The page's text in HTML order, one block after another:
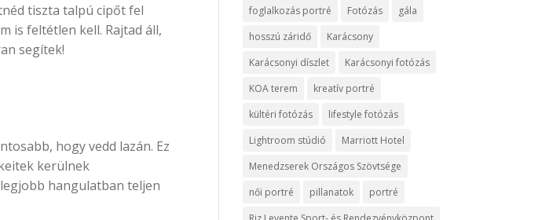
tiszta talpú cipőt fel
is feltétlen kell. Rajtad áll,
segítek!
hogy vedd lazán. Ez
kerülnek
hangulatban teljen
foglalkozás portré
Fotózás
gála
hosszú záridő
Karácsony
Karácsonyi díszlet
Karácsonyi fotózás
KOA terem
kreatív portré
kültéri fotózás
lifestyle fotózás
Lightroom stúdió
Marriott Hotel
Menedzserek Országos Szövtsége
női portré
pillanatok
portré